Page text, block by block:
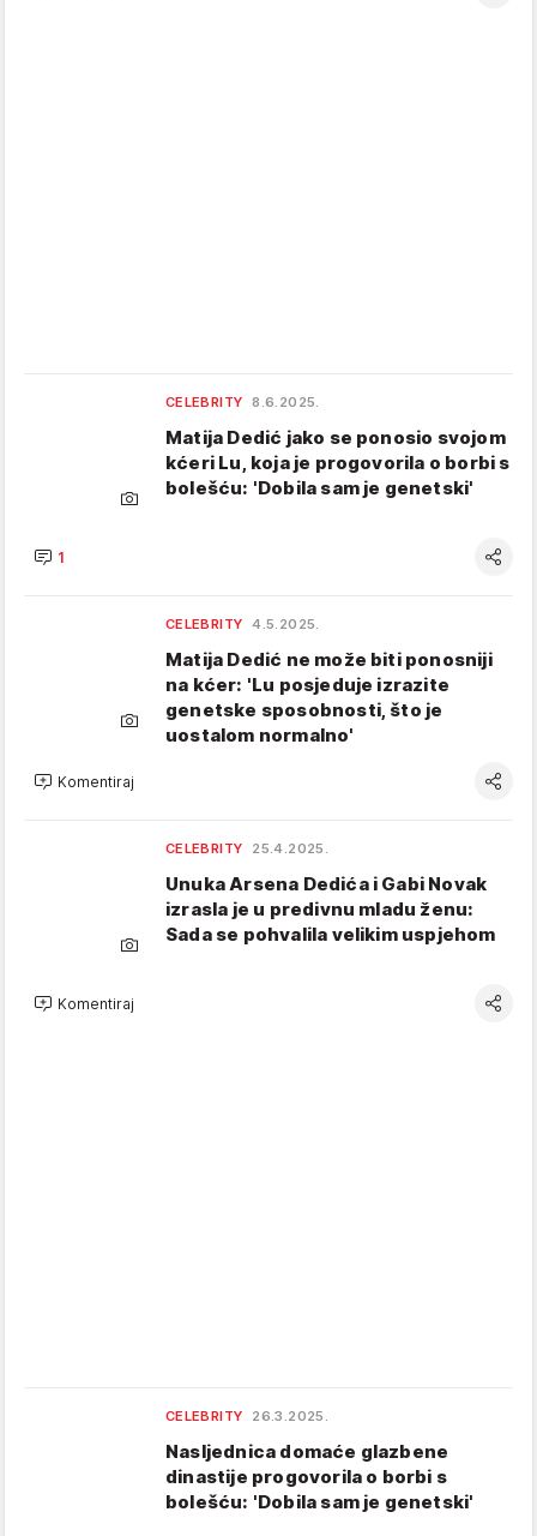
CELEBRITY 8.6.2025.
Matija Dedić jako se ponosio svojom
kćeri Lu, koja je progovorila o borbi s
bolešću: 'Dobila sam je genetski'
1
CELEBRITY 4.5.2025.
Matija Dedić ne može biti ponosniji
na kćer: 'Lu posjeduje izrazite
genetske sposobnosti, što je
uostalom normalno'
Komentiraj
CELEBRITY 25.4.2025.
Unuka Arsena Dedića i Gabi Novak
izrasla je u predivnu mladu ženu:
Sada se pohvalila velikim uspjehom
Komentiraj
CELEBRITY 26.3.2025.
Nasljednica domaće glazbene
dinastije progovorila o borbi s
bolešću: 'Dobila sam je genetski'